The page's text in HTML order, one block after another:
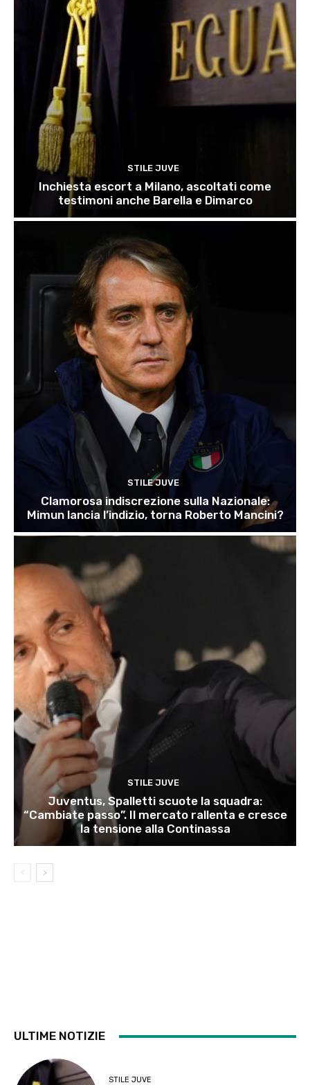
STILE JUVE
Inchiesta escort a Milano, ascoltati come
testimoni anche Barella e Dimarco
STILE JUVE
Clamorosa indiscrezione sulla Nazionale:
Mimun lancia l’indizio, torna Roberto Mancini?
STILE JUVE
Juventus, Spalletti scuote la squadra:
“Cambiate passo”. Il mercato rallenta e cresce
la tensione alla Continassa
ULTIME NOTIZIE
STILE JUVE